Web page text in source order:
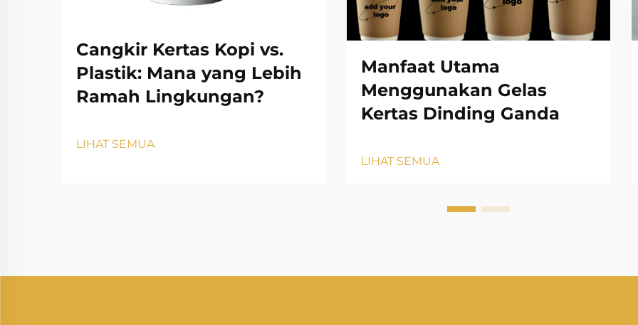
Cangkir Kertas Kopi vs.
Plastik: Mana yang Lebih
Ramah Lingkungan?
LIHAT SEMUA
Manfaat Utama
Menggunakan Gelas
Kertas Dinding Ganda
LIHAT SEMUA